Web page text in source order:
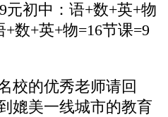
元初中：语+数+英+物
数+英+物=16节课=9
校的优秀老师请回
媲美一线城市的教育